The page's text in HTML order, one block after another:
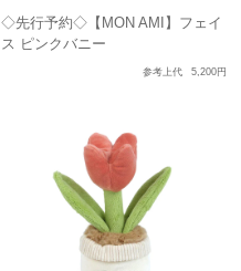
◇先行予約◇【MON AMI】フェイ
ス ピンクバニー
参考上代 5,200円